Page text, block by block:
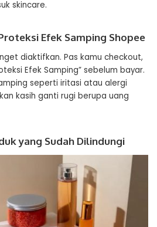
skincare.
Efek Samping Shopee
diaktifkan. Pas kamu checkout,
Efek Samping” sebelum bayar.
seperti iritasi atau alergi
kasih ganti rugi berupa uang
yang Sudah Dilindungi